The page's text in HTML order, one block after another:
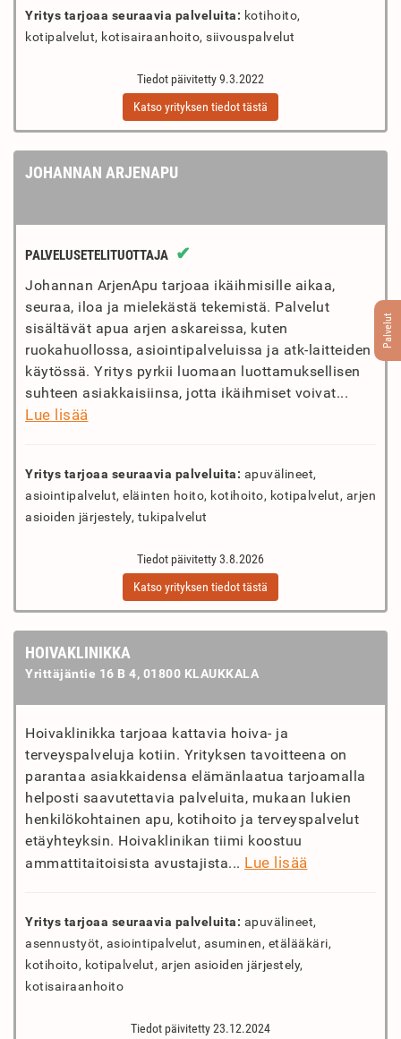
Palvelut
Yritys tarjoaa seuraavia palveluita: kotihoito,
kotipalvelut, kotisairaanhoito, siivouspalvelut
Tiedot päivitetty 9.3.2022
Katso yrityksen tiedot tästä
JOHANNAN ARJENAPU
PALVELUSETELITUOTTAJA ✔
Johannan ArjenApu tarjoaa ikäihmisille aikaa,
seuraa, iloa ja mielekästä tekemistä. Palvelut
sisältävät apua arjen askareissa, kuten
ruokahuollossa, asiointipalveluissa ja atk-laitteiden
käytössä. Yritys pyrkii luomaan luottamuksellisen
suhteen asiakkaisiinsa, jotta ikäihmiset voivat...
Lue lisää
Yritys tarjoaa seuraavia palveluita: apuvälineet,
asiointipalvelut, eläinten hoito, kotihoito, kotipalvelut, arjen
asioiden järjestely, tukipalvelut
Tiedot päivitetty 3.8.2026
Katso yrityksen tiedot tästä
HOIVAKLINIKKA
Yrittäjäntie 16 B 4, 01800 KLAUKKALA
Hoivaklinikka tarjoaa kattavia hoiva- ja
terveyspalveluja kotiin. Yrityksen tavoitteena on
parantaa asiakkaidensa elämänlaatua tarjoamalla
helposti saavutettavia palveluita, mukaan lukien
henkilökohtainen apu, kotihoito ja terveyspalvelut
etäyhteyksin. Hoivaklinikan tiimi koostuu
ammattitaitoisista avustajista... Lue lisää
Yritys tarjoaa seuraavia palveluita: apuvälineet,
asennustyöt, asiointipalvelut, asuminen, etälääkäri,
kotihoito, kotipalvelut, arjen asioiden järjestely,
kotisairaanhoito
Tiedot päivitetty 23.12.2024